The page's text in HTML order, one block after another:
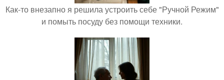
Как-то внезапно я решила устроить себе "Ручной Режим"
и помыть посуду без помощи техники.